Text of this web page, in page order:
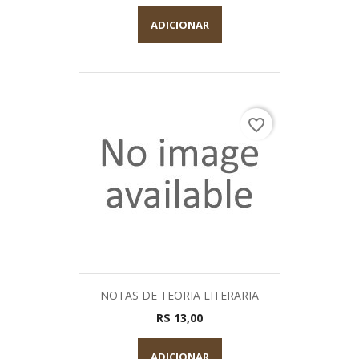
ADICIONAR
NOTAS DE TEORIA LITERARIA
R$ 13,00
favorite_border